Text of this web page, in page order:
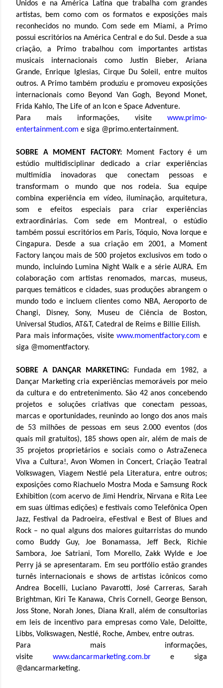
Unidos e na América Latina que trabalha com grandes
artistas, bem como com os formatos e exposições mais
reconhecidos no mundo. Com sede em Miami, a Primo
possui escritórios na América Central e do Sul. Desde a sua
criação, a Primo trabalhou com importantes artistas
musicais internacionais como Justin Bieber, Ariana
Grande, Enrique Iglesias, Cirque Du Soleil, entre muitos
outros. A Primo também produziu e promoveu exposições
internacionais como Beyond Van Gogh, Beyond Monet,
Frida Kahlo, The Life of an Icon e Space Adventure.
Para mais informações, visite www.primo-
entertainment.com e siga @primo.entertainment.
SOBRE A MOMENT FACTORY:
Moment Factory é um
estúdio multidisciplinar dedicado a criar experiências
multimídia inovadoras que conectam pessoas e
transformam o mundo que nos rodeia. Sua equipe
combina experiência em vídeo, iluminação, arquitetura,
som e efeitos especiais para criar experiências
extraordinárias. Com sede em Montreal, o estúdio
também possui escritórios em Paris, Tóquio, Nova Iorque e
Cingapura. Desde a sua criação em 2001, a Moment
Factory lançou mais de 500 projetos exclusivos em todo o
mundo, incluindo Lumina Night Walk e a série AURA. Em
colaboração com artistas renomados, marcas, museus,
parques temáticos e cidades, suas produções abrangem o
mundo todo e incluem clientes como NBA, Aeroporto de
Changi, Disney, Sony, Museu de Ciência de Boston,
Universal Studios, AT&T, Catedral de Reims e Billie Eilish.
Para mais informações, visitewww.momentfactory.com e
siga @momentfactory.
SOBRE A DANÇAR MARKETING:
Fundada em 1982, a
Dançar Marketing cria experiências memoráveis por meio
da cultura e do entretenimento. São 42 anos concebendo
projetos e soluções criativas que conectam pessoas,
marcas e oportunidades, reunindo ao longo dos anos mais
de 53 milhões de pessoas em seus 2.000 eventos (dos
quais mil gratuitos), 185 shows open air, além de mais de
35 projetos proprietários e sociais como o AstraZeneca
Viva a Cultura!, Avon Women in Concert, Criação Teatral
Volkswagen, Viagem Nestlé pela Literatura, entre outros;
exposições como Riachuelo Mostra Moda e Samsung Rock
Exhibition (com acervo de Jimi Hendrix, Nirvana e Rita Lee
em suas últimas edições) e festivais como Telefônica Open
Jazz, Festival da Padroeira, eFestival e Best of Blues and
Rock – no qual alguns dos maiores guitarristas do mundo
como Buddy Guy, Joe Bonamassa, Jeff Beck, Richie
Sambora, Joe Satriani, Tom Morello, Zakk Wylde e Joe
Perry já se apresentaram. Em seu portfólio estão grandes
turnês internacionais e shows de artistas icônicos como
Andrea Bocelli, Luciano Pavarotti, José Carreras, Sarah
Brightman, Kiri Te Kanawa, Chris Cornell, George Benson,
Joss Stone, Norah Jones, Diana Krall, além de consultorias
em leis de incentivo para empresas como Vale, Deloitte,
Libbs, Volkswagen, Nestlé, Roche, Ambev, entre outras.
Para mais informações,
visite www.dancarmarketing.com.bre siga
@dancarmarketing.